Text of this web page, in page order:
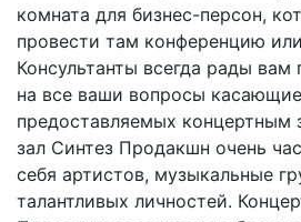
комната для бизнес-персон,
провести там конференцию
Консультанты всегда рады вам
на все ваши вопросы
предоставляемых концертным
зал Синтез Продакшн очень
себя артистов, музыкальные
талантливых личностей.